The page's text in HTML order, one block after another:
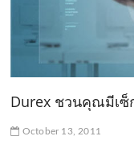
Durex ชวนคุณมีเ
October 13, 2011